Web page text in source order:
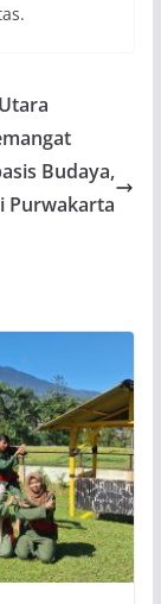
Budaya,
Purwakarta